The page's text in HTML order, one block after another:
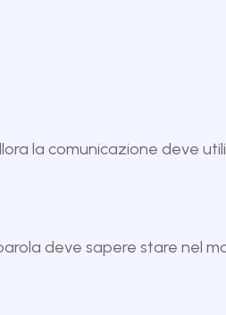
la comunicazione deve
deve sapere stare nel